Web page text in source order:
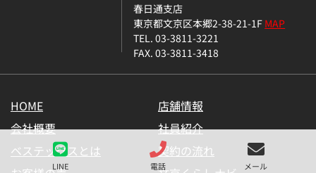
LINE 電話 メール
春日通支店
東京都文京区本郷2-38-21-1FMAP
TEL. 03-3811-3221
FAX. 03-3811-3418
HOME
店舗情報
会社概要
社員紹介
ベステックスとは
契約の流れ